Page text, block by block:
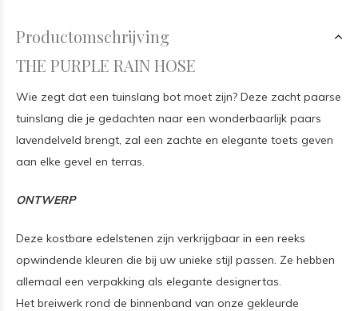
Productomschrijving
THE PURPLE RAIN HOSE
Wie zegt dat een tuinslang bot moet zijn? Deze zacht paarse
tuinslang die je gedachten naar een wonderbaarlijk paars
lavendelveld brengt, zal een zachte en elegante toets geven
aan elke gevel en terras.
ONTWERP
Deze kostbare edelstenen zijn verkrijgbaar in een reeks
opwindende kleuren die bij uw unieke stijl passen. Ze hebben
allemaal een verpakking als elegante designertas.
Het breiwerk rond de binnenband van onze gekleurde